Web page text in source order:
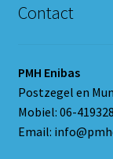
Contact
PMH Enibas
Postzegel en
Mobiel: 06-
Email: